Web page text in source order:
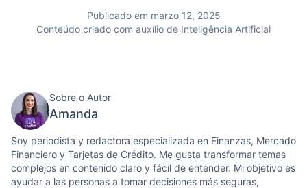
Publicado em marzo 12, 2025
Conteúdo criado com auxílio de Inteligência Artificial
Sobre o Autor
Amanda
Soy periodista y redactora especializada en Finanzas, Mercado
Financiero y Tarjetas de Crédito. Me gusta transformar temas
complejos en contenido claro y fácil de entender. Mi objetivo es
ayudar a las personas a tomar decisiones más seguras,